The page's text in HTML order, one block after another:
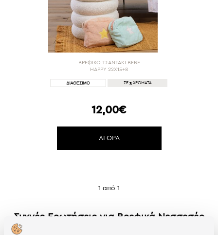
ΒΡΕΦΙΚΟ ΤΣΑΝΤΑΚΙ BEBE
HAPPY 22X15+8
ΣΕ 3 ΧΡΩΜΑΤΑ
12,00€
ΑΓΟΡΑ
1 από 1
Συχνές Ερωτήσεις για Βρεφικά Νεσσεσέρ